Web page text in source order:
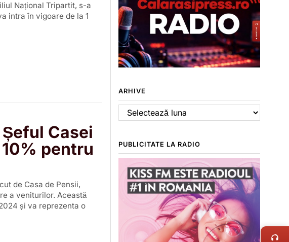
Național Tripartit, s-a
intra în vigoare de la 1
Casei
pentru
de Casa de Pensii,
a veniturilor. Această
și va reprezenta o
ARHIVE
Arhive
PUBLICITATE LA RADIO